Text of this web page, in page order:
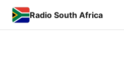
Radio South Africa